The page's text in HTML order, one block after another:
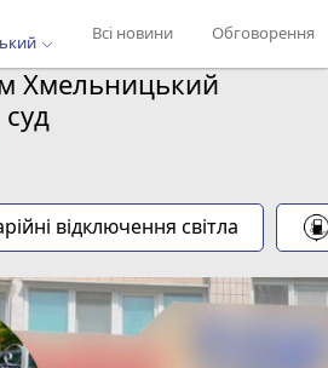
Всі новини Обговорення
Хмельницький
відключення світла